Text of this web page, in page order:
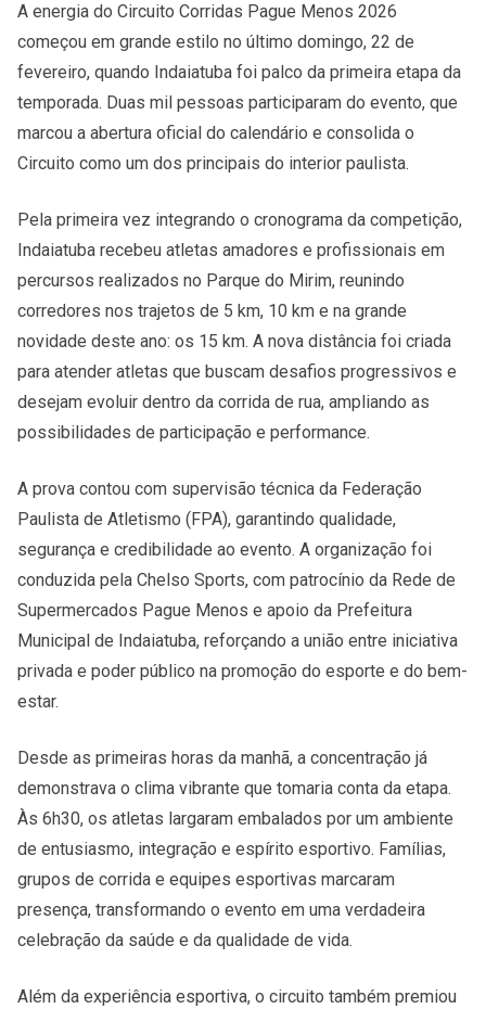
A energia do Circuito Corridas Pague Menos 2026
começou em grande estilo no último domingo, 22 de
fevereiro, quando Indaiatuba foi palco da primeira etapa da
temporada. Duas mil pessoas participaram do evento, que
marcou a abertura oficial do calendário e consolida o
Circuito como um dos principais do interior paulista.
Pela primeira vez integrando o cronograma da competição,
Indaiatuba recebeu atletas amadores e profissionais em
percursos realizados no Parque do Mirim, reunindo
corredores nos trajetos de 5 km, 10 km e na grande
novidade deste ano: os 15 km. A nova distância foi criada
para atender atletas que buscam desafios progressivos e
desejam evoluir dentro da corrida de rua, ampliando as
possibilidades de participação e performance.
A prova contou com supervisão técnica da Federação
Paulista de Atletismo (FPA), garantindo qualidade,
segurança e credibilidade ao evento. A organização foi
conduzida pela Chelso Sports, com patrocínio da Rede de
Supermercados Pague Menos e apoio da Prefeitura
Municipal de Indaiatuba, reforçando a união entre iniciativa
privada e poder público na promoção do esporte e do bem-
estar.
Desde as primeiras horas da manhã, a concentração já
demonstrava o clima vibrante que tomaria conta da etapa.
Às 6h30, os atletas largaram embalados por um ambiente
de entusiasmo, integração e espírito esportivo. Famílias,
grupos de corrida e equipes esportivas marcaram
presença, transformando o evento em uma verdadeira
celebração da saúde e da qualidade de vida.
Além da experiência esportiva, o circuito também premiou